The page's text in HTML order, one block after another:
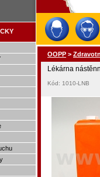
OOPP >
Lékárna
Kód: 1010-LNB